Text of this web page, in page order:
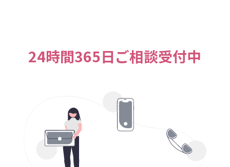
24時間365日ご相談受付中